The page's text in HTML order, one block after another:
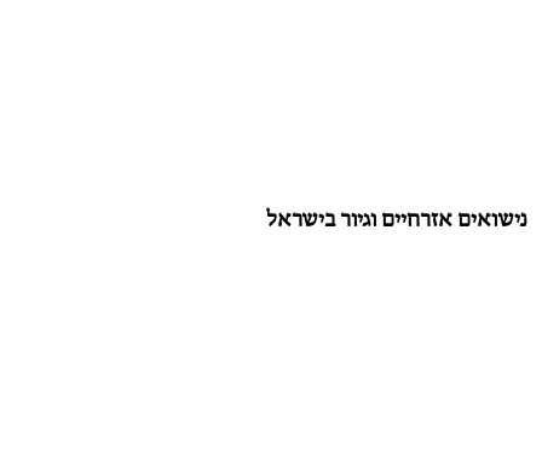
נישואים אזרחיים וגיור בישראל